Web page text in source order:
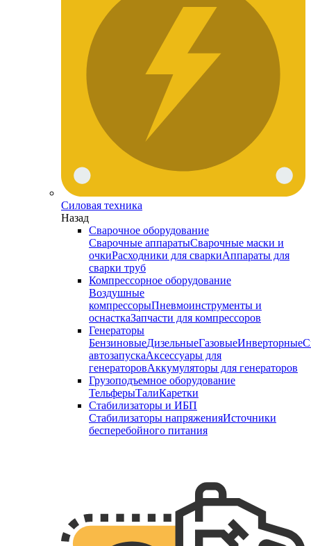
Силовая техника
Назад
Сварочное оборудование
Сварочные аппаратыСварочные маски и
очкиРасходники для сваркиАппараты для
сварки труб
Компрессорное оборудование
Воздушные
компрессорыПневмоинструменты и
оснасткаЗапчасти для компрессоров
Генераторы
БензиновыеДизельныеГазовыеИнверторные
автозапускаАксессуары для
генераторовАккумуляторы для генераторов
Грузоподъемное оборудование
ТельферыТалиКаретки
Стабилизаторы и ИБП
Стабилизаторы напряженияИсточники
бесперебойного питания